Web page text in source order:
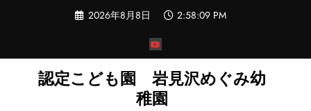
ツ
2026年8月8日 2:58:10 PM
認定こども園 岩見沢めぐみ幼
稚園